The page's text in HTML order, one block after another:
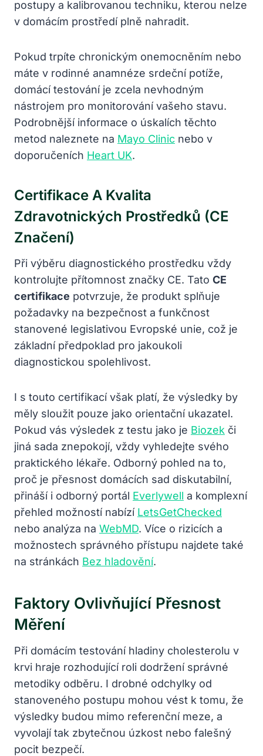
postupy a kalibrovanou techniku, kterou nelze
v domácím prostředí plně nahradit.
Pokud trpíte chronickým onemocněním nebo
máte v rodinné anamnéze srdeční potíže,
domácí testování je zcela nevhodným
nástrojem pro monitorování vašeho stavu.
Podrobnější informace o úskalích těchto
metod naleznete na Mayo Clinic nebo v
doporučeních Heart UK.
Certifikace A Kvalita
Zdravotnických Prostředků (CE
Značení)
Při výběru diagnostického prostředku vždy
kontrolujte přítomnost značky CE. Tato CE
certifikace potvrzuje, že produkt splňuje
požadavky na bezpečnost a funkčnost
stanovené legislativou Evropské unie, což je
základní předpoklad pro jakoukoli
diagnostickou spolehlivost.
I s touto certifikací však platí, že výsledky by
měly sloužit pouze jako orientační ukazatel.
Pokud vás výsledek z testu jako je Biozek či
jiná sada znepokojí, vždy vyhledejte svého
praktického lékaře. Odborný pohled na to,
proč je přesnost domácích sad diskutabilní,
přináší i odborný portál Everlywell a komplexní
přehled možností nabízí LetsGetChecked
nebo analýza na WebMD. Více o rizicích a
možnostech správného přístupu najdete také
na stránkách Bez hladovění.
Faktory Ovlivňující Přesnost
Měření
Při domácím testování hladiny cholesterolu v
krvi hraje rozhodující roli dodržení správné
metodiky odběru. I drobné odchylky od
stanoveného postupu mohou vést k tomu, že
výsledky budou mimo referenční meze, a
vyvolají tak zbytečnou úzkost nebo falešný
pocit bezpečí.